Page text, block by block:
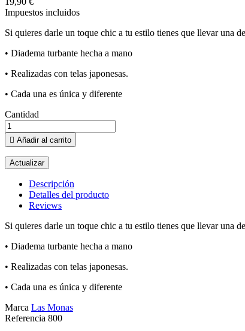
Impuestos incluidos
Si quieres darle un toque chic a tu estilo tienes que llevar una
• Diadema turbante hecha a mano
• Realizadas con telas japonesas.
• Cada una es única y diferente
Cantidad
 Añadir al carrito
Descripción
Detalles del producto
Reviews
Si quieres darle un toque chic a tu estilo tienes que llevar una
• Diadema turbante hecha a mano
• Realizadas con telas japonesas.
• Cada una es única y diferente
Marca Las Monas
Referencia 800